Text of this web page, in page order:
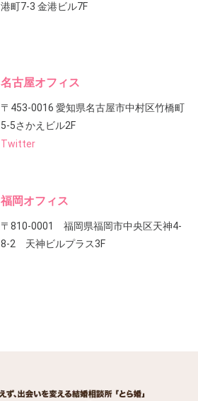
港町7-3 金港ビル7F
名古屋オフィス
〒453-0016 愛知県名古屋市中村区竹橋町
5-5さかえビル2F
Twitter
福岡オフィス
〒810-0001 福岡県福岡市中央区天神4-
8-2 天神ビルプラス3F